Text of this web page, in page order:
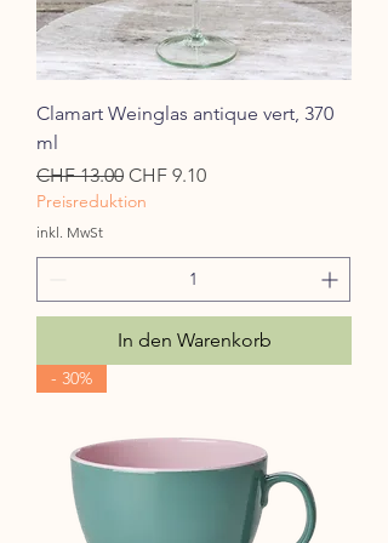
Clamart Weinglas antique vert, 370
ml
Standardpreis
CHF 13.00 Sale-Preis
CHF 9.10
Preisreduktion
inkl. MwSt
In den Warenkorb
- 30%